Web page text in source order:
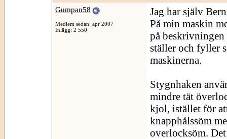
Gumpan58
Medlem sedan: apr 2007
Inlägg: 2 550
Jag har själv
På min maskin
på beskrivningen
ställer och fyller
maskinerna.
Stygnhaken
mindre tät
kjol, istället för
knapphålssöm
overlocksöm.